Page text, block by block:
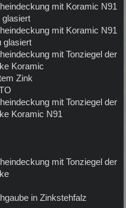
mit Koramic N91
glasiert
mit Koramic N91
glasiert
mit Tonziegel der
Koramic
Zink
mit Tonziegel der
Koramic N91
mit Tonziegel der
in Zinkstehfalz